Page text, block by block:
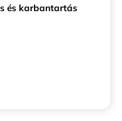
és karbantartás